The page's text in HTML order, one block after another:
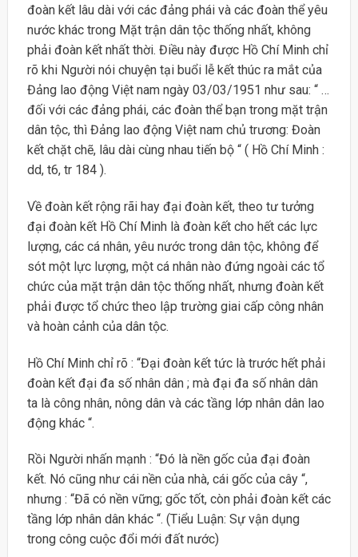
đoàn kết lâu dài với các đảng phái và các đoàn thể yêu
nước khác trong Mặt trận dân tộc thống nhất, không
phải đoàn kết nhất thời. Điều này được Hồ Chí Minh chỉ
rõ khi Người nói chuyện tại buổi lễ kết thúc ra mắt của
Đảng lao động Việt nam ngày 03/03/1951 như sau: “ …
đối với các đảng phái, các đoàn thể bạn trong mặt trận
dân tộc, thì Đảng lao động Việt nam chủ trương: Đoàn
kết chặt chẽ, lâu dài cùng nhau tiến bộ “ ( Hồ Chí Minh :
dd, t6, tr 184 ).
Về đoàn kết rộng rãi hay đại đoàn kết, theo tư tưởng
đại đoàn kết Hồ Chí Minh là đoàn kết cho hết các lực
lượng, các cá nhân, yêu nước trong dân tộc, không để
sót một lực lượng, một cá nhân nào đứng ngoài các tổ
chức của mặt trận dân tộc thống nhất, nhưng đoàn kết
phải được tổ chức theo lập trường giai cấp công nhân
và hoàn cảnh của dân tộc.
Hồ Chí Minh chỉ rõ : “Đại đoàn kết tức là trước hết phải
đoàn kết đại đa số nhân dân ; mà đại đa số nhân dân
ta là công nhân, nông dân và các tầng lớp nhân dân lao
động khác “.
Rồi Người nhấn mạnh : “Đó là nền gốc của đại đoàn
kết. Nó cũng như cái nền của nhà, cái gốc của cây “,
nhưng : “Đã có nền vững; gốc tốt, còn phải đoàn kết các
tầng lớp nhân dân khác “. (Tiểu Luận: Sự vận dụng
trong công cuộc đổi mới đất nước)